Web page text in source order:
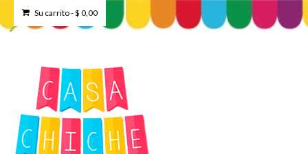
Su carrito-$ 0,00